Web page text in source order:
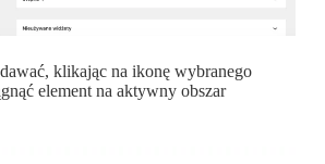
klikając na ikonę wybranego
element na aktywny obszar